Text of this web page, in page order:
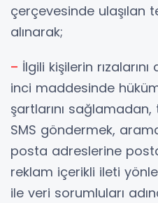
çerçevesinde ulaşılan
alınarak;
– İlgili kişilerin
inci maddesinde
şartlarını
SMS göndermek,
posta adreslerine
reklam içerikli ileti
ile veri sorumluları